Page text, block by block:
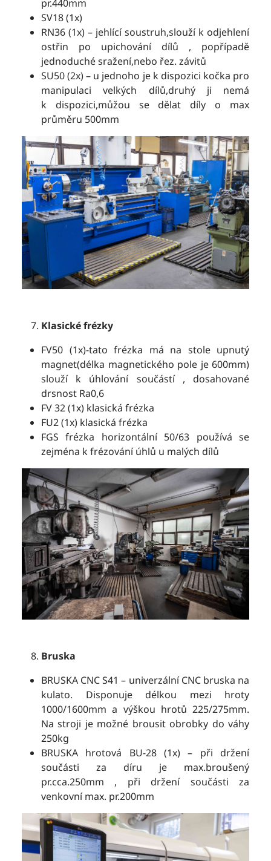
pr.440mm
SV18 (1x)
RN36 (1x) – jehlící soustruh,slouží k odjehlení
ostřin po upichování dílů , popřípadě
jednoduché sražení,nebo řez. závitů
SU50 (2x) – u jednoho je k dispozici kočka pro
manipulaci velkých dílů,druhý ji nemá
k dispozici,můžou se dělat díly o max
průměru 500mm
Klasické frézky
FV50 (1x)-tato frézka má na stole upnutý
magnet(délka magnetického pole je 600mm)
slouží k úhlování součástí , dosahované
drsnost Ra0,6
FV 32 (1x) klasická frézka
FU2 (1x) klasická frézka
FGS frézka horizontální 50/63 používá se
zejména k frézování úhlů u malých dílů
Bruska
BRUSKA CNC S41 – univerzální CNC bruska na
kulato. Disponuje délkou mezi hroty
1000/1600mm a výškou hrotů 225/275mm.
Na stroji je možné brousit obrobky do váhy
250kg
BRUSKA hrotová BU-28 (1x) – při držení
součásti za díru je max.broušený
pr.cca.250mm , při držení součásti za
venkovní max. pr.200mm